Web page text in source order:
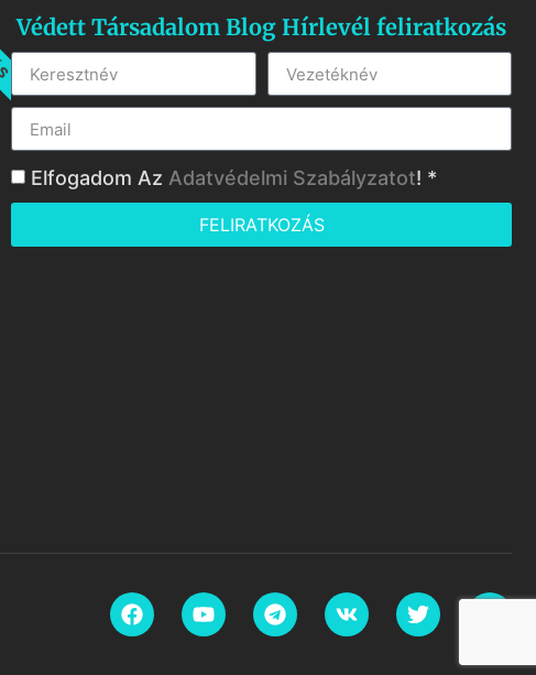
Védett Társadalom Blog Hírlevél feliratkozás
Elfogadom Az Adatvédelmi Szabályzatot! *
FELIRATKOZÁS